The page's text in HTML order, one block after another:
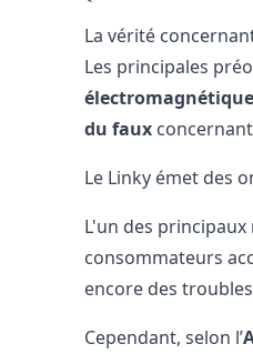
La vérité
Les principales
du faux
Le Linky émet des
L'un des
consommateurs
encore des
Cependant, selon l’